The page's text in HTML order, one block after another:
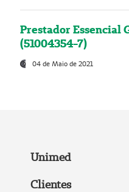
Prestador Essencial
(51004354-7)
04 de Maio de 2021
Unimed
Clientes